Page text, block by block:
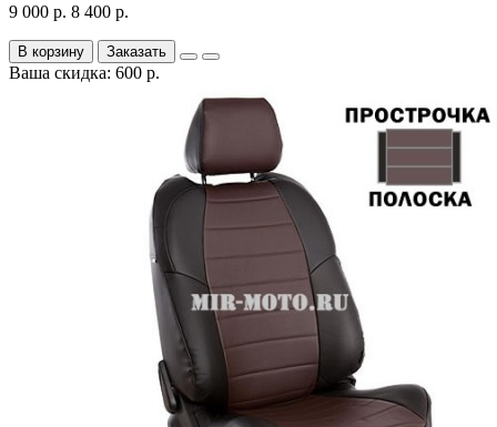
9 000 р. 8 400 р.
В корзину Заказать
Ваша скидка: 600 р.